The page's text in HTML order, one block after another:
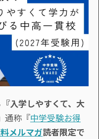
『入学しやすくて、大
通称『中学受験お得
メルマガ読者限定で